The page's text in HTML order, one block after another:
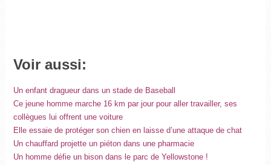
Voir aussi:
Un enfant dragueur dans un stade de Baseball
Ce jeune homme marche 16 km par jour pour aller travailler, ses
collègues lui offrent une voiture
Elle essaie de protéger son chien en laisse d’une attaque de chat
Un chauffard projette un piéton dans une pharmacie
Un homme défie un bison dans le parc de Yellowstone !